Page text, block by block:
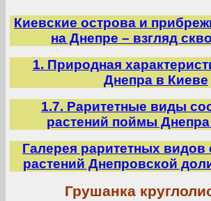
Киевские острова и
на Днепре – взгляд
1. Природная
Днепра в Киеве
1.7. Раритетные виды
растений поймы
Галерея раритетных видов
растений Днепровской
Грушанка